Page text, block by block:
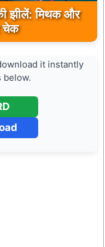
के बहुती जलप्रपात
में उठाया कदम
it instantly
below.